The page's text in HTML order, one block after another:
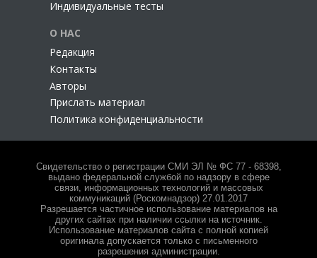
Индивидуальные тесты
О НАС
Редакция
Контакты
Авторы
Прислать материал
Политика конфиденциальности
Свидетельство о регистрации СМИ ЭЛ № ФС 77 - 68398,
выдано федеральной службой по надзору в сфере
связи, информационных технологий и массовых
коммуникаций (Роскомнадзор) 27.01.2017
Разрешается частичное использование материалов на
других сайтах при наличии ссылки на источник.
Использование материалов сайта с полной копией
оригинала допускается только с письменного
разрешения администрации.